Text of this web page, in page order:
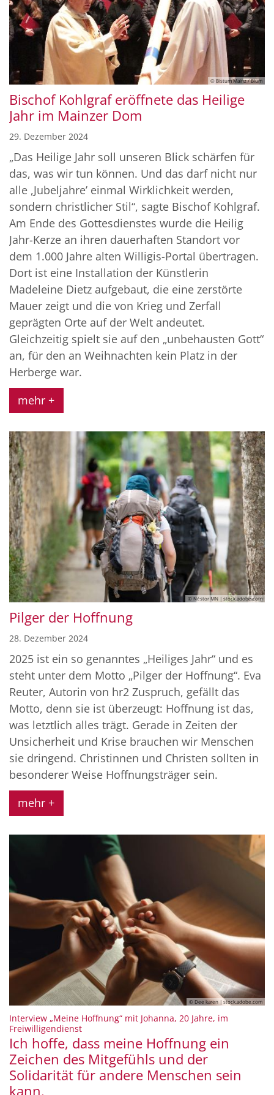
© Bistum Mainz / Blum
Bischof Kohlgraf eröffnete das Heilige
Jahr im Mainzer Dom
29. Dezember 2024
„Das Heilige Jahr soll unseren Blick schärfen für
das, was wir tun können. Und das darf nicht nur
alle ,Jubeljahreʼ einmal Wirklichkeit werden,
sondern christlicher Stil“, sagte Bischof Kohlgraf.
Am Ende des Gottesdienstes wurde die Heilig
Jahr-Kerze an ihren dauerhaften Standort vor
dem 1.000 Jahre alten Willigis-Portal übertragen.
Dort ist eine Installation der Künstlerin
Madeleine Dietz aufgebaut, die eine zerstörte
Mauer zeigt und die von Krieg und Zerfall
geprägten Orte auf der Welt andeutet.
Gleichzeitig spielt sie auf den „unbehausten Gott“
an, für den an Weihnachten kein Platz in der
Herberge war.
mehr +
© Néstor MN | stock.adobe.com
Pilger der Hoffnung
28. Dezember 2024
2025 ist ein so genanntes „Heiliges Jahr“ und es
steht unter dem Motto „Pilger der Hoffnung“. Eva
Reuter, Autorin von hr2 Zuspruch, gefällt das
Motto, denn sie ist überzeugt: Hoffnung ist das,
was letztlich alles trägt. Gerade in Zeiten der
Unsicherheit und Krise brauchen wir Menschen
sie dringend. Christinnen und Christen sollten in
besonderer Weise Hoffnungsträger sein.
mehr +
© Dee karen | stock.adobe.com
Interview „Meine Hoffnung“ mit Johanna, 20 Jahre, im
Freiwilligendienst:
Ich hoffe, dass meine Hoffnung ein
Zeichen des Mitgefühls und der
Solidarität für andere Menschen sein
kann.